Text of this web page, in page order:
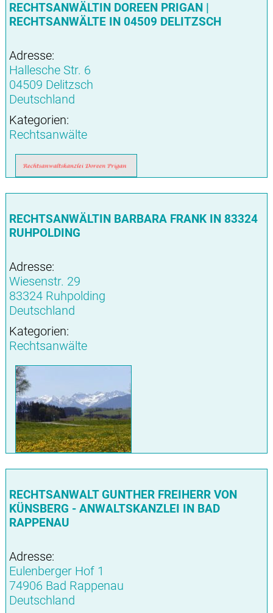
RECHTSANWÄLTIN DOREEN PRIGAN |
RECHTSANWÄLTE IN 04509 DELITZSCH
Adresse:
Hallesche Str. 6
04509 Delitzsch
Deutschland
Kategorien:
Rechtsanwälte
RECHTSANWÄLTIN BARBARA FRANK IN 83324
RUHPOLDING
Adresse:
Wiesenstr. 29
83324 Ruhpolding
Deutschland
Kategorien:
Rechtsanwälte
RECHTSANWALT GUNTHER FREIHERR VON
KÜNSBERG - ANWALTSKANZLEI IN BAD
RAPPENAU
Adresse:
Eulenberger Hof 1
74906 Bad Rappenau
Deutschland